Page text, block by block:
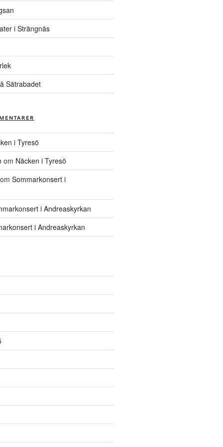
i Strängnäs
Sätrabadet
i Tyresö
om Näcken i Tyresö
Sommarkonsert i
i Andreaskyrkan
i Andreaskyrkan